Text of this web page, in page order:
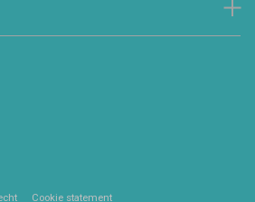
Cookie statement